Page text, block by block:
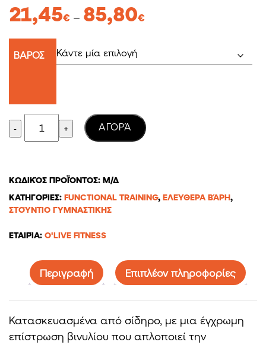
21,45€ – 85,80€range:
ΒΑΡΟΣ
Quantity
AΓΟΡΆ
ΚΩΔΙΚΌΣ ΠΡΟΪΌΝΤΟΣ: Μ/Δ
ΚΑΤΗΓΟΡΊΕΣ: FUNCTIONAL TRAINING, ΕΛΕΎΘΕΡΑ ΒΆΡΗ,
ΣΤΟΎΝΤΙΟ ΓΥΜΝΑΣΤΙΚΉΣ
ΕΤΑΙΡΊΑ: O'LIVE FITNESS
Περιγραφή Επιπλέον πληροφορίες
Κατασκευασμένα από σίδηρο, με μια έγχρωμη
επίστρωση βινυλίου που απλοποιεί την